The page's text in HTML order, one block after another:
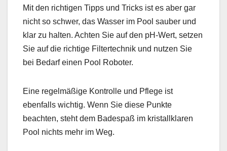
Mit den richtigen Tipps und Tricks ist es aber gar
nicht so schwer, das Wasser im Pool sauber und
klar zu halten. Achten Sie auf den pH-Wert, setzen
Sie auf die richtige Filtertechnik und nutzen Sie
bei Bedarf einen Pool Roboter.
Eine regelmäßige Kontrolle und Pflege ist
ebenfalls wichtig. Wenn Sie diese Punkte
beachten, steht dem Badespaß im kristallklaren
Pool nichts mehr im Weg.